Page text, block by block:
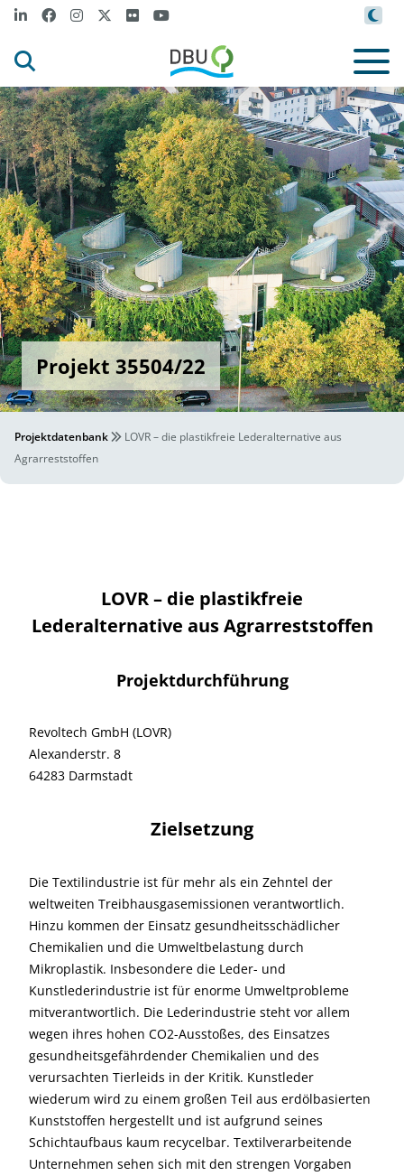
Projekt 35504/22
Projektdatenbank
LOVR – die plastikfreie Lederalternative aus
Agrarreststoffen
LOVR – die plastikfreie
Lederalternative aus Agrarreststoffen
Projektdurchführung
Revoltech GmbH (LOVR)
Alexanderstr. 8
64283 Darmstadt
Zielsetzung
Die Textilindustrie ist für mehr als ein Zehntel der
weltweiten Treibhausgasemissionen verantwortlich.
Hinzu kommen der Einsatz gesundheitsschädlicher
Chemikalien und die Umweltbelastung durch
Mikroplastik. Insbesondere die Leder- und
Kunstlederindustrie ist für enorme Umweltprobleme
mitverantwortlich. Die Lederindustrie steht vor allem
wegen ihres hohen CO2-Ausstoßes, des Einsatzes
gesundheitsgefährdender Chemikalien und des
verursachten Tierleids in der Kritik. Kunstleder
wiederum wird zu einem großen Teil aus erdölbasierten
Kunststoffen hergestellt und ist aufgrund seines
Schichtaufbaus kaum recycelbar. Textilverarbeitende
Unternehmen sehen sich mit den strengen Vorgaben